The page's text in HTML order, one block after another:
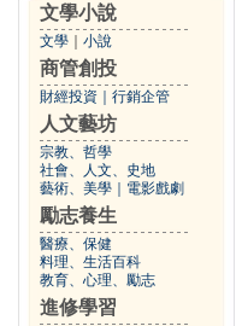
文學小說
文學 小說
商管創投
財經投資 行銷企管
人文藝坊
宗教、哲學
社會、人文、史地
藝術、美學
電影戲劇
勵志養生
醫療、保健
料理、生活百科
教育、心理、勵志
進修學習